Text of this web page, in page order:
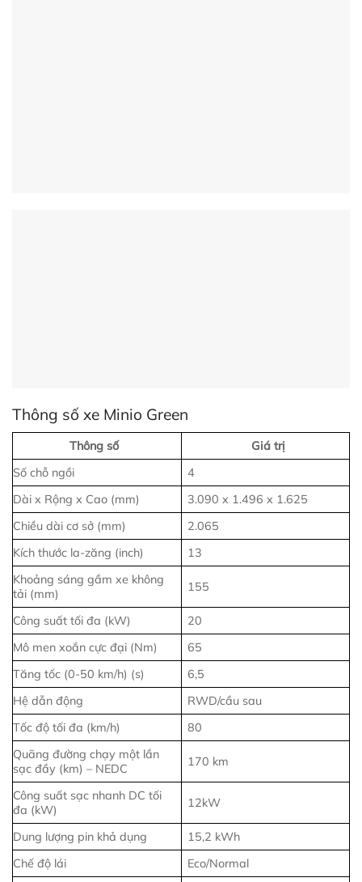
Thông số xe Minio Green
Thông số
Giá trị
Số chỗ ngồi
4
Dài x Rộng x Cao (mm)
3.090 x 1.496 x 1.625
Chiều dài cơ sở (mm)
2.065
Kích thước la-zăng (inch)
13
Khoảng sáng gầm xe không
tải (mm)
155
Công suất tối đa (kW)
20
Mô men xoắn cực đại (Nm)
65
Tăng tốc (0-50 km/h) (s)
6,5
Hệ dẫn động
RWD/cầu sau
Tốc độ tối đa (km/h)
80
Quãng đường chạy một lần
sạc đầy (km) – NEDC
170 km
Công suất sạc nhanh DC tối
đa (kW)
12kW
Dung lượng pin khả dụng
15,2 kWh
Chế độ lái
Eco/Normal